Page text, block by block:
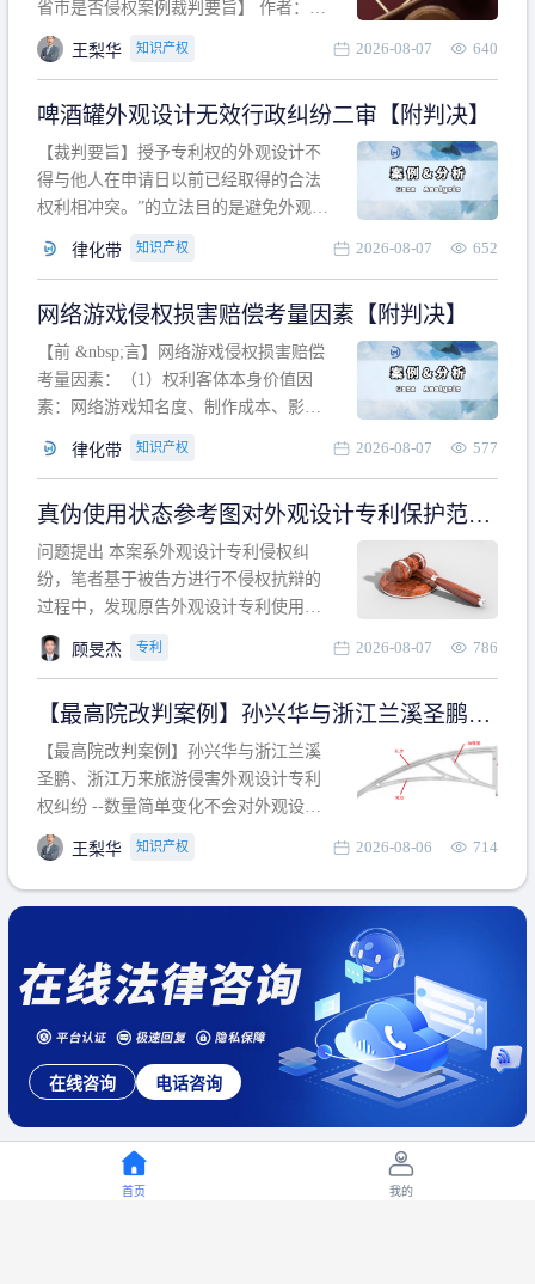
省市是否侵权案例裁判要旨】 作者：浙
江杭知桥律师事务所 王梨华 周靖超 【导
读】 第一部分：刮码剪码刮标剪标的商
诉讼建议 第二部分：15省市是否侵权案
例的裁判要旨 目录 第一部分、刮码剪码
刮
王梨华 知识产权 2026-08-07 640
啤酒罐外观设计无效行政纠纷二审【附判决】
【裁判要旨】授予专利权的外观设计不
得与他人在申请日以前已经取得的合法
权利相冲突。”的立法目的是避免外观设
冲突。基于此，凡是因该外观设计的实
于该款规定的规制范畴。“合法权利”不宜
作狭义解释，一般情况下，只要依法享
有的、在本专利申请日之
律化带 知识产权 2026-08-07 652
网络游戏侵权损害赔偿考量因素【附判决】
【前 &nbsp;言】网络游戏侵权损害赔偿
考量因素：（1）权利客体本身价值因
素：网络游戏知名度、制作成本、影响
利角度因素：被诉侵权游戏销售数量、
人数、活跃人数、市场占用率；（3）被
告主观因素：被告的主观恶意、是否明
知或应知、是否有
律化带 知识产权 2026-08-07 577
真伪使用状态参考图对外观设计专利保护范围
的影响
问题提出 本案系外观设计专利侵权纠
纷，笔者基于被告方进行不侵权抗辩的
过程中，发现原告外观设计专利使用状
态参考图中的外观设计与被告涉案商品
的视觉效果存在显著区别。故就使用状
保护范围确定进行了研究，将办案体会
与研究过程记录如下： 简要结论： 笔者
提出使用状态参考图应以
顾旻杰 专利 2026-08-07 786
【最高院改判案例】孙兴华与浙江兰溪圣鹏、
浙江万来旅游侵害外观设计专利权纠纷
【最高院改判案例】孙兴华与浙江兰溪
圣鹏、浙江万来旅游侵害外观设计专利
权纠纷 --数量简单变化不会对外观设计
产生视觉影响，及现有设计抗辩与专利
无效再审改判可以执行回转 【承办律
师】 王梨华 浙江杭知桥律师事务所 【案
民再2
王梨华 知识产权 2026-08-06 714
在线咨询 电话咨询
首页 我的